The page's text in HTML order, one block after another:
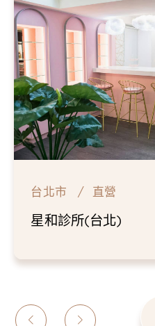
台北市 直營
星和診所(台北)